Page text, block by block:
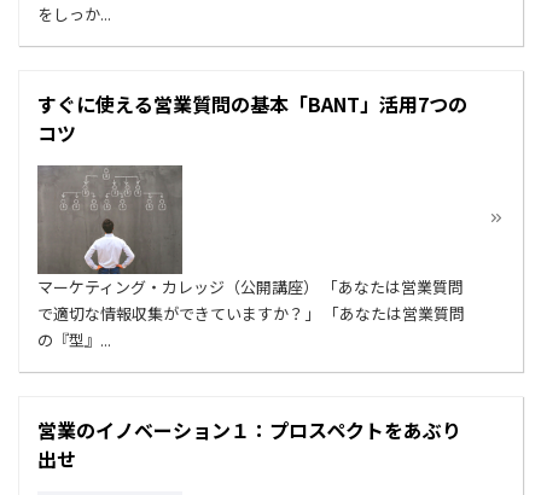
をしっか...
すぐに使える営業質問の基本「BANT」活用7つの
コツ
マーケティング・カレッジ（公開講座） 「あなたは営業質問
で適切な情報収集ができていますか？」 「あなたは営業質問
の『型』...
営業のイノベーション１：プロスペクトをあぶり
出せ